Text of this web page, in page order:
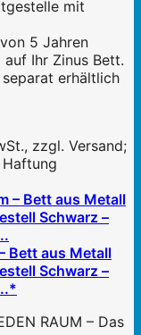
mit
5 Jahren
Ihr Zinus Bett.
erhältlich
zzgl. Versand;
Bett aus Metall
Schwarz –
RAUM – Das